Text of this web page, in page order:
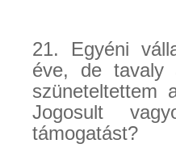
21. Egyéni
éve, de tavaly
szüneteltettem
Jogosult
támogatást?